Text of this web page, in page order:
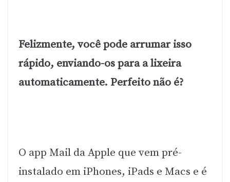
Felizmente, você pode arrumar isso
rápido, enviando-os para a lixeira
automaticamente. Perfeito não é?
O app Mail da Apple que vem pré-
instalado em iPhones, iPads e Macs e é